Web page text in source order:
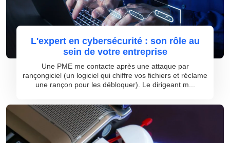
L'expert en cybersécurité : son rôle au
sein de votre entreprise
Une PME me contacte après une attaque par
rançongiciel (un logiciel qui chiffre vos fichiers et réclame
une rançon pour les débloquer). Le dirigeant m...